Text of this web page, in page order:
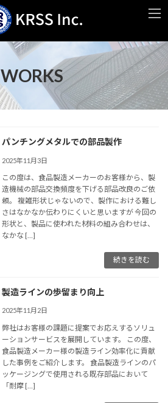
WORKS
パンチングメタルでの部品製作
2025年11月3日
この度は、食品製造メーカーのお客様から、製
造機械の部品交換頻度を下げる部品改良のご依
頼。 複雑形状じゃないので、製作における難し
さはなかなか伝わりにくいと思いますが 今回の
形状と、製品に使われた材料の組み合わせは、
なかな […]
続きを読む
製造ラインの歩留まり向上
2025年11月2日
弊社はお客様の課題に提案でお応えするソリュ
ーションサービスを展開しています。 この度、
食品製造メーカー様の製造ライン効率化に貢献
した事例をご紹介します。 食品製造ラインのパ
ッケージングで使用される既存部品において
「耐摩 […]